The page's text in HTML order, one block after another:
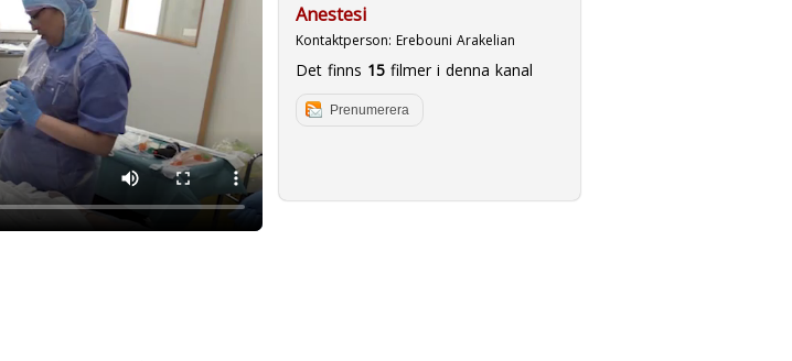
Anestesi
Kontaktperson: Erebouni Arakelian
Det finns 15filmer i denna kanal
Prenumerera